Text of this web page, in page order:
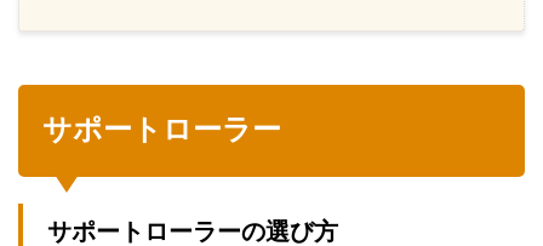
サポートローラー
サポートローラーの選び方